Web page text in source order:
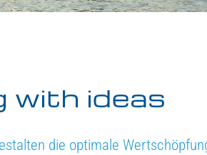
with ideas
die optimale